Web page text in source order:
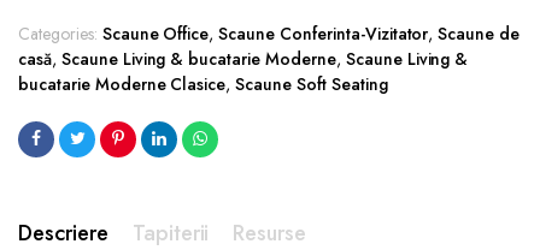
Categories: Scaune Office,Scaune Conferinta-Vizitator,Scaune de
casă, Scaune Living & bucatarie Moderne, Scaune Living &
bucatarie Moderne Clasice,Scaune Soft Seating
Tapiterii Resurse
Descriere